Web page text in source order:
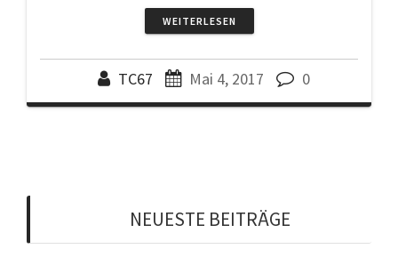
WEITERLESEN
TC67 Mai 4, 2017 0
NEUESTE BEITRÄGE